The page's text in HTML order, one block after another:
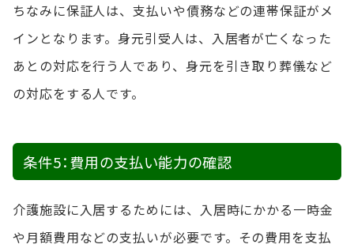
ちなみに保証人は、支払いや債務などの連帯保証がメ
インとなります。身元引受人は、入居者が亡くなった
あとの対応を行う人であり、身元を引き取り葬儀など
の対応をする人です。
条件5：費用の支払い能力の確認
介護施設に入居するためには、入居時にかかる一時金
や月額費用などの支払いが必要です。その費用を支払